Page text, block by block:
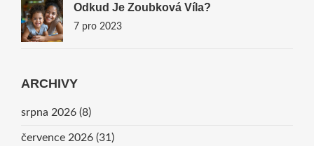
Odkud Je Zoubková Víla?
7 pro 2023
ARCHIVY
srpna 2026 (8)
července 2026 (31)